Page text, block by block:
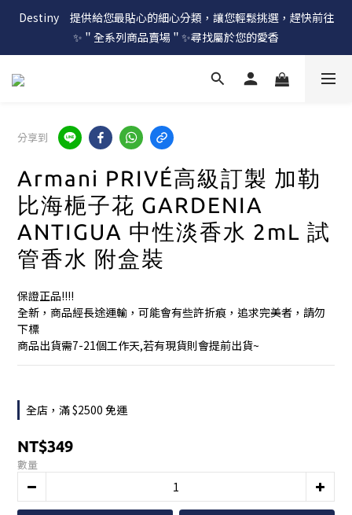
Destiny　提供給您最貼心的細心分類，讓您輕鬆挑選，趕快前往
✨＂全系列商品賣場＂✨尋找屬於您的愛香
分享到
Armani PRIVÉ高級訂製 加勒
比海梔子花 GARDENIA
ANTIGUA 中性淡香水 2mL 試
管香水 附盒裝
保證正品!!!!
全新，商品經長途運輸，可能會有些許折痕，追求完美者，請勿
下標
商品出貨需7-21個工作天,若有現貨則會提前出貨~
全店，滿 $2500 免運
NT$349
數量